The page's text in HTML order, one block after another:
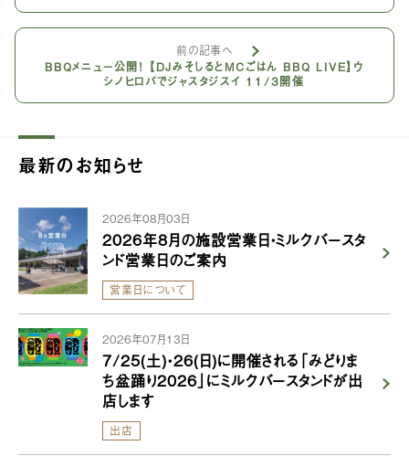
前の記事へ
BBQメニュー公開！ 【DJみそしるとMCごはん BBQ LIVE】ウ
シノヒロバでジャスタジスイ 11/3開催
最新のお知らせ
2026年08月03日
2026年8月の施設営業日・ミルクバースタ
ンド営業日のご案内
営業日について
2026年07月13日
7/25(土)・26(日)に開催される「みどりま
ち盆踊り2026」にミルクバースタンドが出
店します
出店